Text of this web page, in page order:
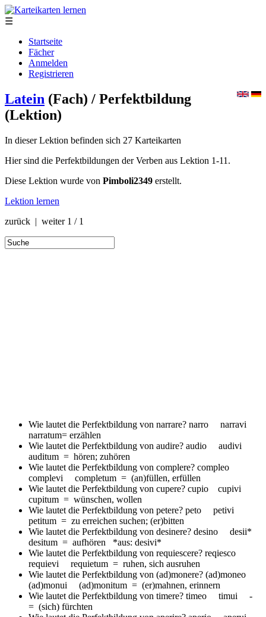
☰
Startseite
Fächer
Anmelden
Registrieren
Latein (Fach) / Perfektbildung
(Lektion)
In dieser Lektion befinden sich 27 Karteikarten
Hier sind die Perfektbildungen der Verben aus Lektion 1-11.
Diese Lektion wurde von Pimboli2349 erstellt.
Lektion lernen
zurück | weiter 1 / 1
Wie lautet die Perfektbildung von narrare? narro narravi
narratum= erzählen
Wie lautet die Perfektbildung von audire? audio audivi
auditum = hören; zuhören
Wie lautet die Perfektbildung von complere? compleo
complevi completum = (an)füllen, erfüllen
Wie lautet die Perfektbildung von cupere? cupio cupivi
cupitum = wünschen, wollen
Wie lautet die Perfektbildung von petere? peto petivi
petitum = zu erreichen suchen; (er)bitten
Wie lautet die Perfektbildung von desinere? desino desii*
desitum = aufhören *aus: desivi*
Wie lautet die Perfektbildung von requiescere? reqiesco
requievi requietum = ruhen, sich ausruhen
Wie lautet die Perfektbildung von (ad)monere? (ad)moneo
(ad)monui (ad)monitum = (er)mahnen, erinnern
Wie lautet die Perfektbildung von timere? timeo timui -
= (sich) fürchten